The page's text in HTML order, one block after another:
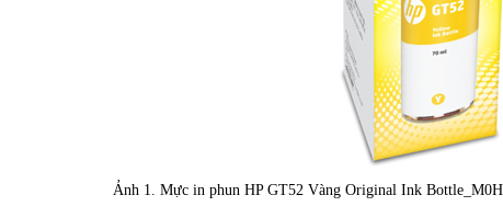
Ảnh 1. Mực in phun HP GT52 Vàng Original Ink